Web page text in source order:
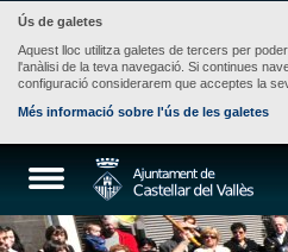
Ús de galetes
Aquest lloc utilitza galetes de tercers per
l'anàlisi de la teva navegació. Si continues
configuració considerarem que acceptes la
Més informació sobre l'ús de les galetes